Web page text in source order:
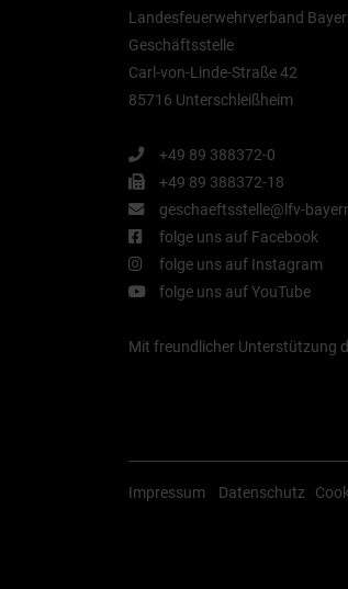
Landesfeuerwehrverband
Geschäftsstelle
Carl-von-Linde-Straße 42
85716 Unterschleißheim
+49 89 388372-0
+49 89 388372-18
geschaeftsstelle@lfv-
folge uns auf Facebook
folge uns auf Instagram
folge uns auf YouTube
Mit freundlicher Unterstützung
Impressum Datenschutz